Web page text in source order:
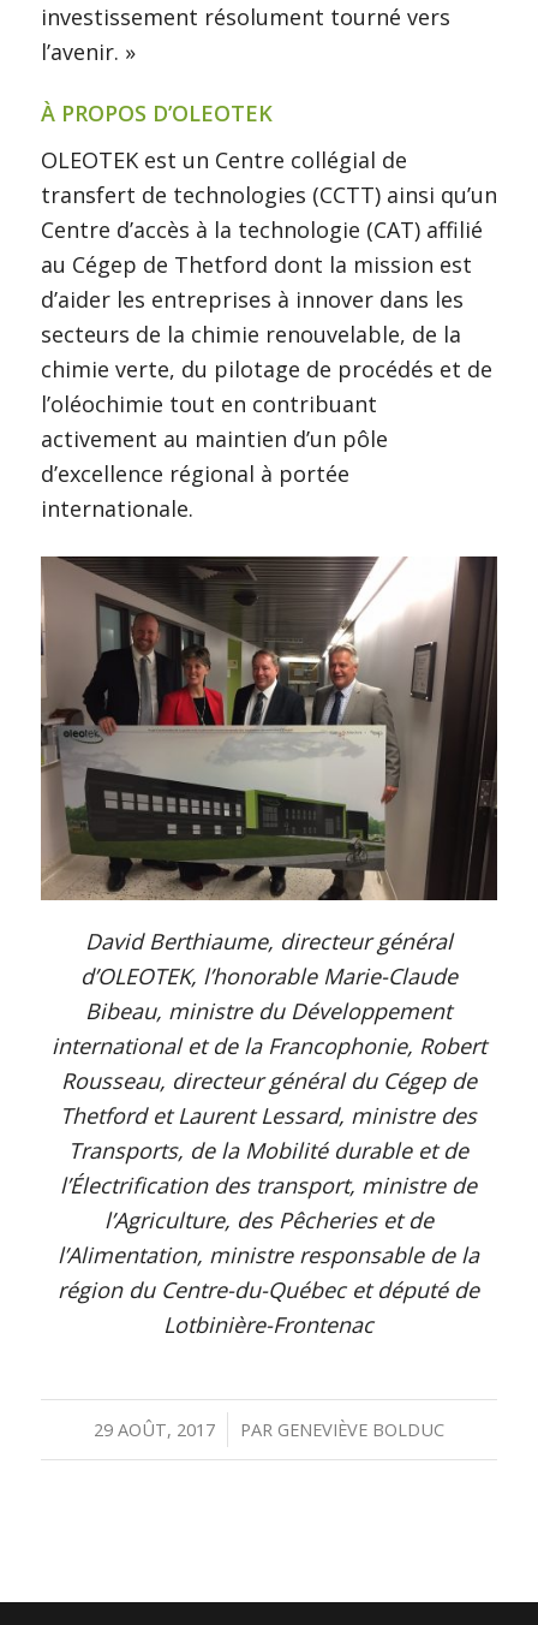
investissement résolument tourné vers
l’avenir. »
À PROPOS D’OLEOTEK
OLEOTEK est un Centre collégial de
transfert de technologies (CCTT) ainsi qu’un
Centre d’accès à la technologie (CAT) affilié
au Cégep de Thetford dont la mission est
d’aider les entreprises à innover dans les
secteurs de la chimie renouvelable, de la
chimie verte, du pilotage de procédés et de
l’oléochimie tout en contribuant
activement au maintien d’un pôle
d’excellence régional à portée
internationale.
David Berthiaume, directeur général
d’OLEOTEK, l’honorable Marie-Claude
Bibeau, ministre du Développement
international et de la Francophonie, Robert
Rousseau, directeur général du Cégep de
Thetford et Laurent Lessard, ministre des
Transports, de la Mobilité durable et de
l’Électrification des transport, ministre de
l’Agriculture, des Pêcheries et de
l’Alimentation, ministre responsable de la
région du Centre-du-Québec et député de
Lotbinière-Frontenac
29 AOÛT, 2017
/ PAR GENEVIÈVE BOLDUC